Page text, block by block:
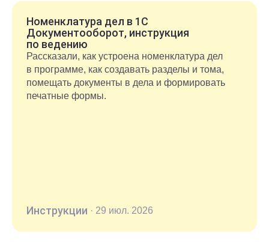
Номенклатура дел в 1С
Документооборот, инструкция
по ведению
Рассказали, как устроена номенклатура дел
в программе, как создавать разделы и тома,
помещать документы в дела и формировать
печатные формы.
Инструкции · 29 июл. 2026